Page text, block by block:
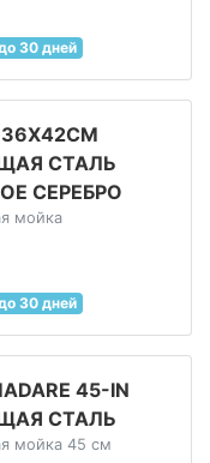
30 дней
36Х42СМ
СТАЛЬ
СЕРЕБРО
мойка
30 дней
45-IN
СТАЛЬ
мойка 45 см